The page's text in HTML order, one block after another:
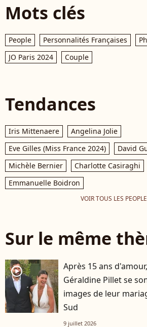
Mots clés
People Personnalités Françaises
JO Paris 2024
Couple
Tendances
Iris Mittenaere
Angelina Jolie
Eve Gilles (Miss France 2024)
David
Michèle Bernier
Charlotte Casiraghi
Emmanuelle Boidron
VOIR TOUS LES PEOPLE
Sur le même
player2
Après 15 ans
Géraldine Pillet se
images de leur
Sud
9 juillet 2026